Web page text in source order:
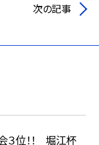
次の記事
３位！！ 堀江杯